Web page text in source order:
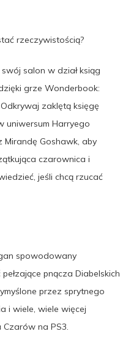
rzeczywistością?
salon w dział ksiąg
grze Wonderbook:
zaklętą księgę
uniwersum Harryego
Goshawk, aby
czarownica i
jeśli chcą rzucać
spowodowany
pnącza Diabelskich
przez sprytnego
i wiele, wiele więcej
na PS3.